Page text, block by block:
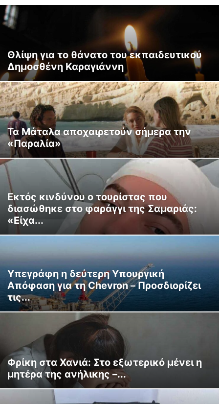
Θλίψη για το θάνατο του εκπαιδευτικού
Δημοσθένη Καραγιάννη
Τα Μάταλα αποχαιρετούν σήμερα την
«Παραλία»
Εκτός κινδύνου ο τουρίστας που
διασώθηκε στο φαράγγι της Σαμαριάς:
«Είχα...
Υπεγράφη η δεύτερη Υπουργική
Απόφαση για τη Chevron – Προσδιορίζει
τις...
Φρίκη στα Χανιά: Στο εξωτερικό μένει η
μητέρα της ανήλικης –...